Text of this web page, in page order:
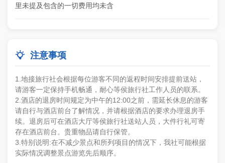
里未提及包含的一切费用均未含
 注意事项
1.地接旅行社会根据每位游客不同的返程时间安排提前送站，
请游客一定保持手机畅通，耐心等侯旅行社工作人员的联系。
2.酒店的退房时间规定为中午的12:00之前，需延长休息的游客
请自行与酒店前台了解情况，并请根据酒店的要求办理退房手
续。退房后可在酒店大厅等侯旅行社送站人员，大件行礼可寄
存在酒店前台。贵重物品请自行保管。
3.特别说明:在不减少景点和所列项目的情况下，我社可能根据
实际情况调整景点游览先后顺序。